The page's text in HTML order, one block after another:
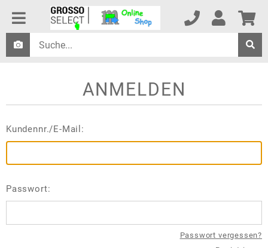
ANMELDEN
Kundennr./E-Mail:
Passwort:
Passwort vergessen?